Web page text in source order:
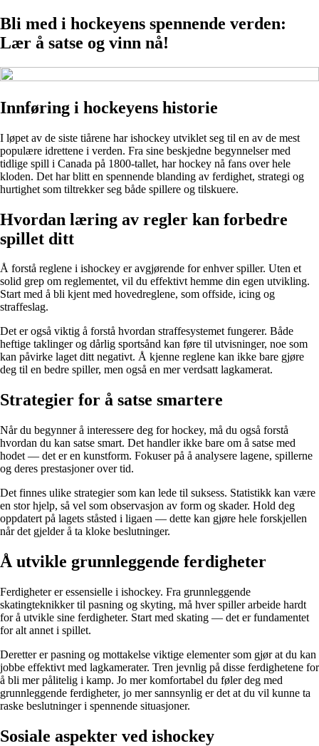
Bli med i hockeyens spennende verden:
Lær å satse og vinn nå!
Innføring i hockeyens historie
I løpet av de siste tiårene har ishockey utviklet seg til en av de mest
populære idrettene i verden. Fra sine beskjedne begynnelser med
tidlige spill i Canada på 1800-tallet, har hockey nå fans over hele
kloden. Det har blitt en spennende blanding av ferdighet, strategi og
hurtighet som tiltrekker seg både spillere og tilskuere.
Hvordan læring av regler kan forbedre
spillet ditt
Å forstå reglene i ishockey er avgjørende for enhver spiller. Uten et
solid grep om reglementet, vil du effektivt hemme din egen utvikling.
Start med å bli kjent med hovedreglene, som offside, icing og
straffeslag.
Det er også viktig å forstå hvordan straffesystemet fungerer. Både
heftige taklinger og dårlig sportsånd kan føre til utvisninger, noe som
kan påvirke laget ditt negativt. Å kjenne reglene kan ikke bare gjøre
deg til en bedre spiller, men også en mer verdsatt lagkamerat.
Strategier for å satse smartere
Når du begynner å interessere deg for hockey, må du også forstå
hvordan du kan satse smart. Det handler ikke bare om å satse med
hodet — det er en kunstform. Fokuser på å analysere lagene, spillerne
og deres prestasjoner over tid.
Det finnes ulike strategier som kan lede til suksess. Statistikk kan være
en stor hjelp, så vel som observasjon av form og skader. Hold deg
oppdatert på lagets ståsted i ligaen — dette kan gjøre hele forskjellen
når det gjelder å ta kloke beslutninger.
Å utvikle grunnleggende ferdigheter
Ferdigheter er essensielle i ishockey. Fra grunnleggende
skatingteknikker til pasning og skyting, må hver spiller arbeide hardt
for å utvikle sine ferdigheter. Start med skating — det er fundamentet
for alt annet i spillet.
Deretter er pasning og mottakelse viktige elementer som gjør at du kan
jobbe effektivt med lagkamerater. Tren jevnlig på disse ferdighetene for
å bli mer pålitelig i kamp. Jo mer komfortabel du føler deg med
grunnleggende ferdigheter, jo mer sannsynlig er det at du vil kunne ta
raske beslutninger i spennende situasjoner.
Sosiale aspekter ved ishockey